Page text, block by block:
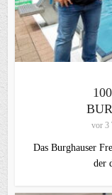
vor 3
Das Burghauser
der